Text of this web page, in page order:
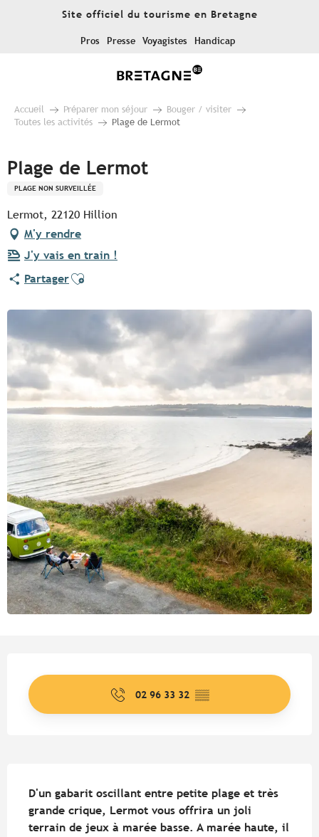
Site officiel du tourisme en Bretagne
Pros Presse Voyagistes Handicap
Accueil Préparer mon séjour
Bouger / visiter
Toutes les activités
Plage de Lermot
Plage de Lermot
PLAGE NON SURVEILLÉE
Lermot, 22120 Hillion
M'y rendre
J'y vais en train !
PartagerAjouter aux favoris
02 96 33 32 ▒▒
D'un gabarit oscillant entre petite plage et très
grande crique, Lermot vous offrira un joli
terrain de jeux à marée basse. A marée haute, il